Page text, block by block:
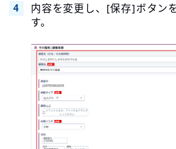
内容を変更し、[保存]ボタン
す。